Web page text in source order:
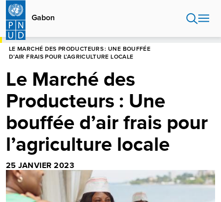
Aller
contenu
principal
Gabon
HOME
LE MARCHÉ DES PRODUCTEURS : UNE BOUFFÉE
D’AIR FRAIS POUR L’AGRICULTURE LOCALE
Le Marché des
Producteurs : Une
bouffée d’air frais pour
l’agriculture locale
25 JANVIER 2023